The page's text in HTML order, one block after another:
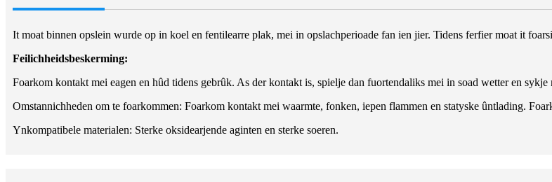
It moat binnen opslein wurde op in koel en fentilearre plak, mei in opslachperioade fan ien jier. Tidens ferfier moat it
Feilichheidsbeskerming:
Foarkom kontakt mei eagen en hûd tidens gebrûk. As der kontakt is, spielje dan fuortendaliks mei in soad wetter en sykje
Omstannichheden om te foarkommen: Foarkom kontakt mei waarmte, fonken, iepen flammen en statyske ûntlading.
Ynkompatibele materialen: Sterke oksidearjende aginten en sterke soeren.